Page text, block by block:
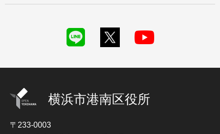
横浜市港南区役所
〒233-0003